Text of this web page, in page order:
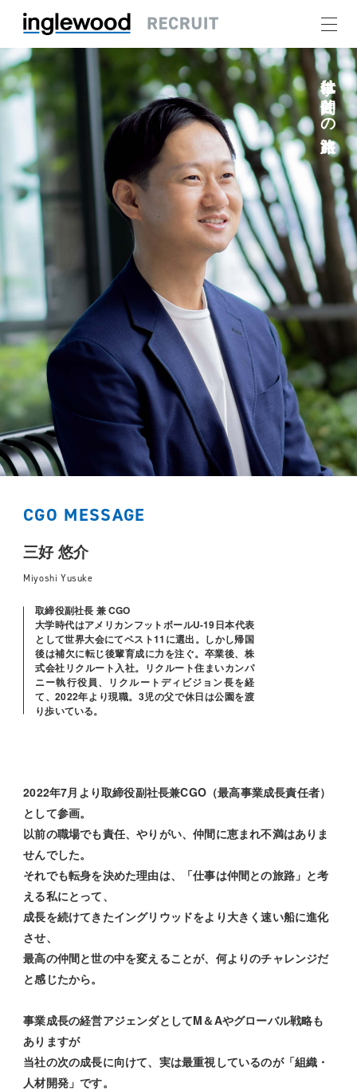
仕事は仲間との旅路
CGO MESSAGE
三好 悠介
Miyoshi Yusuke
取締役副社長 兼 CGO
大学時代はアメリカンフットボールU-19日本代表
として世界大会にてベスト11に選出。しかし帰国
後は補欠に転じ後輩育成に力を注ぐ。卒業後、株
式会社リクルート入社。リクルート住まいカンパ
ニー執行役員、リクルートディビジョン長を経
て、2022年より現職。3児の父で休日は公園を渡
り歩いている。
2022年7月より取締役副社長兼CGO（最高事業成長責任者）
として参画。
以前の職場でも責任、やりがい、仲間に恵まれ不満はありま
せんでした。
それでも転身を決めた理由は、「仕事は仲間との旅路」と考
える私にとって、
成長を続けてきたイングリウッドをより大きく速い船に進化
させ、
最高の仲間と世の中を変えることが、何よりのチャレンジだ
と感じたから。
事業成長の経営アジェンダとしてM＆Aやグローバル戦略も
ありますが
当社の次の成長に向けて、実は最重視しているのが「組織・
人材開発」です。